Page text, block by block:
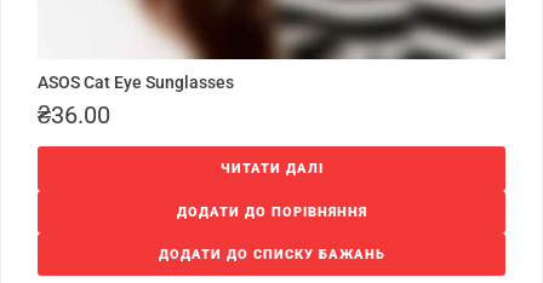
ASOS Cat Eye Sunglasses
₴36.00
ЧИТАТИ ДАЛІ
ДОДАТИ ДО ПОРІВНЯННЯ
ДОДАТИ ДО СПИСКУ БАЖАНЬ